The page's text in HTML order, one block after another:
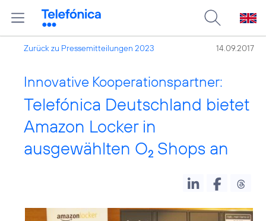
Zurück zu Pressemitteilungen 2023 14.09.2017
Innovative Kooperationspartner:
Telefónica Deutschland bietet
Amazon Locker in
ausgewählten O2 Shops an